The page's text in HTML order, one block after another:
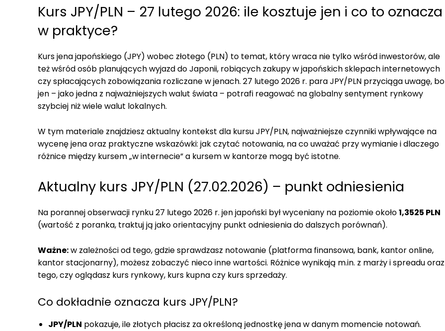
Kurs JPY/PLN – 27 lutego 2026: ile kosztuje jen i co to oznacza
w praktyce?
Kurs jena japońskiego (JPY) wobec złotego (PLN) to temat, który wraca nie tylko wśród inwestorów, ale
też wśród osób planujących wyjazd do Japonii, robiących zakupy w japońskich sklepach internetowych
czy spłacających zobowiązania rozliczane w jenach. 27 lutego 2026 r. para JPY/PLN przyciąga uwagę, bo
jen – jako jedna z najważniejszych walut świata – potrafi reagować na globalny sentyment rynkowy
szybciej niż wiele walut lokalnych.
W tym materiale znajdziesz aktualny kontekst dla kursu JPY/PLN, najważniejsze czynniki wpływające na
wycenę jena oraz praktyczne wskazówki: jak czytać notowania, na co uważać przy wymianie i dlaczego
różnice między kursem „w internecie” a kursem w kantorze mogą być istotne.
Aktualny kurs JPY/PLN (27.02.2026) – punkt odniesienia
Na porannej obserwacji rynku 27 lutego 2026 r. jen japoński był wyceniany na poziomie około1,3525 PLN
(wartość z poranka, traktuj ją jako orientacyjny punkt odniesienia do dalszych porównań).
Ważne:w zależności od tego, gdzie sprawdzasz notowanie (platforma finansowa, bank, kantor online,
kantor stacjonarny), możesz zobaczyć nieco inne wartości. Różnice wynikają m.in. z marży i spreadu
tego, czy oglądasz kurs rynkowy, kurs kupna czy kurs sprzedaży.
Co dokładnie oznacza kurs JPY/PLN?
JPY/PLN pokazuje, ile złotych płacisz za określoną jednostkę jena w danym momencie notowań.